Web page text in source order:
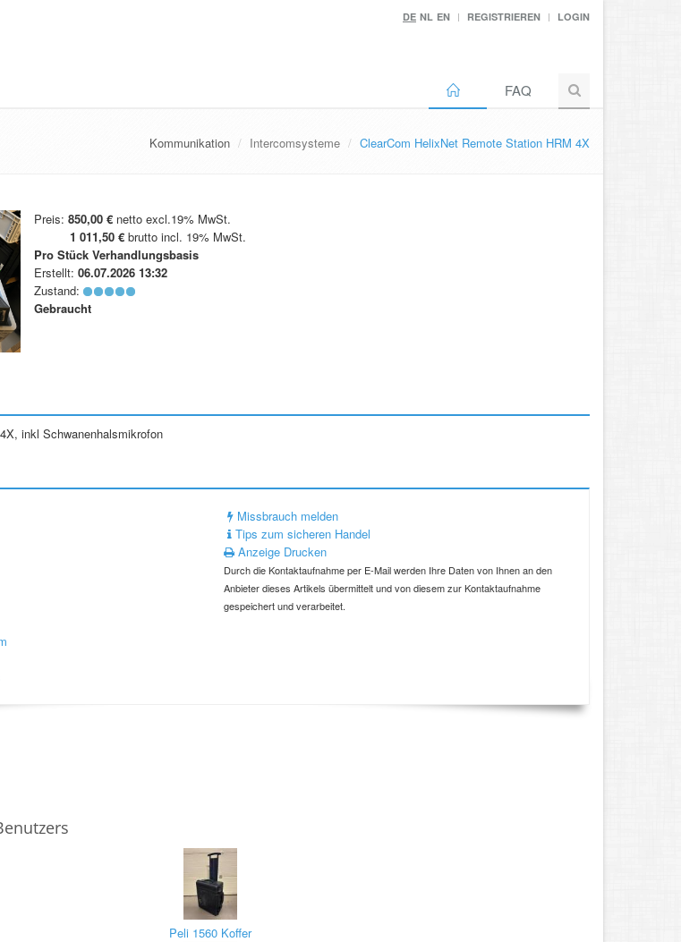
DE NL EN REGISTRIEREN LOGIN
FAQ
Kommunikation Intercomsysteme ClearCom HelixNet Remote Station HRM 4X
Preis:850,00 € netto excl.19% MwSt.
1 011,50 € brutto incl. 19% MwSt.
Pro Stück Verhandlungsbasis
Erstellt:06.07.2026 13:32
Zustand:
Gebraucht
inkl Schwanenhalsmikrofon
Missbrauch melden
Tips zum sicheren Handel
Anzeige Drucken
Durch die Kontaktaufnahme per E-Mail werden Ihre Daten von Ihnen an den
Anbieter dieses Artikels übermittelt und von diesem zur Kontaktaufnahme
gespeichert und verarbeitet.
Peli 1560 Koffer